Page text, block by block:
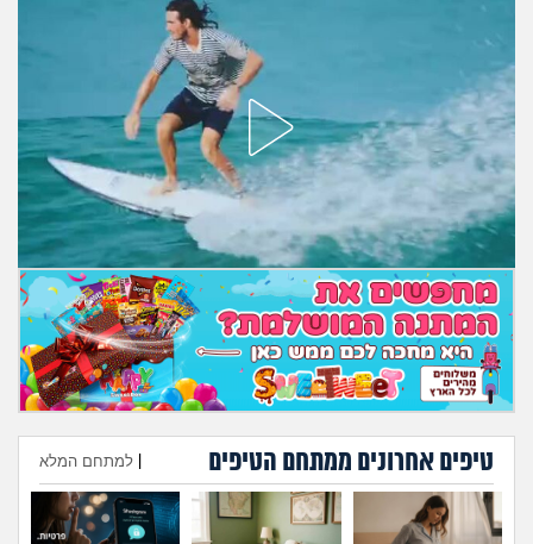
טיפים אחרונים ממתחם הטיפים למתחם המלא
הוספת טיפ